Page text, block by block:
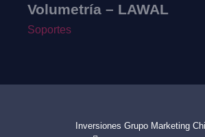
Volumetría – LAWAL
Soportes
Inversiones Grupo Marketing